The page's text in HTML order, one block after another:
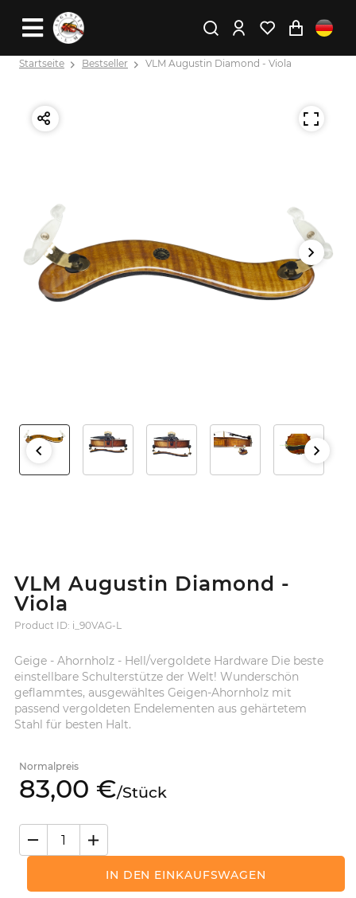
Startseite Bestseller VLM Augustin Diamond - Viola
VLM Augustin Diamond -
Viola
Product ID: i_90VAG-L
Geige - Ahornholz - Hell/vergoldete Hardware Die beste
einstellbare Schulterstütze der Welt! Wunderschön
geflammtes, ausgewähltes Geigen-Ahornholz mit
passend vergoldeten Endelementen aus gehärtetem
Stahl für besten Halt.
Normalpreis
83,00 €/Stück
IN DEN EINKAUFSWAGEN